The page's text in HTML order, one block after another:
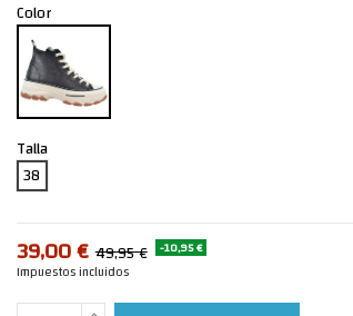
Color
Talla
38
39,00 € 49,95 € -10,95 €
Impuestos incluidos